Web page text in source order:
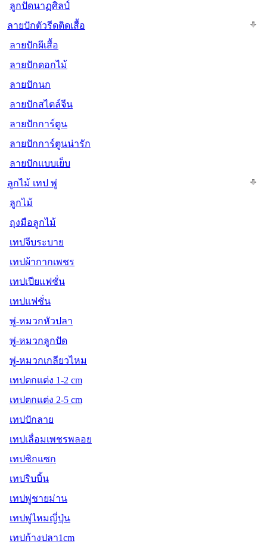
ลูกปัดนาฏศิลป์
ลายปักตัวรีดติดเสื้อ
ลายปักผีเสื้อ
ลายปักดอกไม้
ลายปักนก
ลายปักสไตล์จีน
ลายปักการ์ตูน
ลายปักการ์ตูนน่ารัก
ลายปักแบบเย็บ
ลูกไม้ เทป พู่
ลูกไม้
ถุงมือลูกไม้
เทปจีบระบาย
เทปผ้ากากเพชร
เทปเปียแฟชั่น
เทปแฟชั่น
พู่-หมวกหัวปลา
พู่-หมวกลูกปัด
พู่-หมวกเกลียวไหม
เทปตกแต่ง 1-2 cm
เทปตกแต่ง 2-5 cm
เทปปักลาย
เทปเลื่อมเพชรพลอย
เทปซิกแซก
เทปริบบิ้น
เทปพู่ชายม่าน
เทปพู่ไหมญี่ปุ่น
เทปก้างปลา1cm